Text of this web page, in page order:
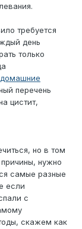
требуется
день
только
домашние
перечень
цистит,
но в том
нужно
самые разные
если
с
скажем как